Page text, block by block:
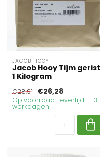
JACOB HOOY
Jacob Hooy Tijm gerist
1 Kilogram
€28,91 €26,28
Op voorraad. Levertijd 1 - 3
werkdagen